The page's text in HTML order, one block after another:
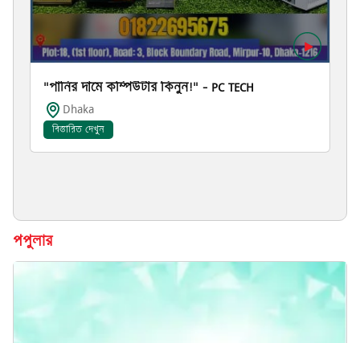
"পানির দামে কম্পিউটার কিনুন!" – PC TECH
Dhaka
বিস্তারিত দেখুন
পপুলার